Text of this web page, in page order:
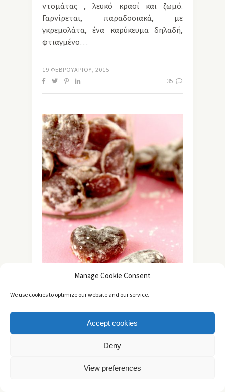
Manage Cookie Consent
We use cookies to optimize our website and our service.
Accept cookies
Deny
View preferences
ντομάτας , λευκό κρασί και ζωμό.
Γαρνίρεται, παραδοσιακά, με
γκρεμολάτα, ένα καρύκευμα δηλαδή,
φτιαγμένο…
19 ΦΕΒΡΟΥΑΡΊΟΥ, 2015
35
ΓΙΑ ΧΟΡΤΟΦΆΓΟΥΣ ΔΙΆΦΟΡΑ ΣΥΝΤΑΓΈΣ
ΧΕΙΡΟΠΟΊΗΤΑ ΒΡΏΣΙΜΑ ΔΏΡΑ
Σπιτικές Καραμέλες για το
Λαιμό με Λεμόνι & Τζίντζερ
Πολύ καιρό τώρα ήθελα να δοκιμάσω να